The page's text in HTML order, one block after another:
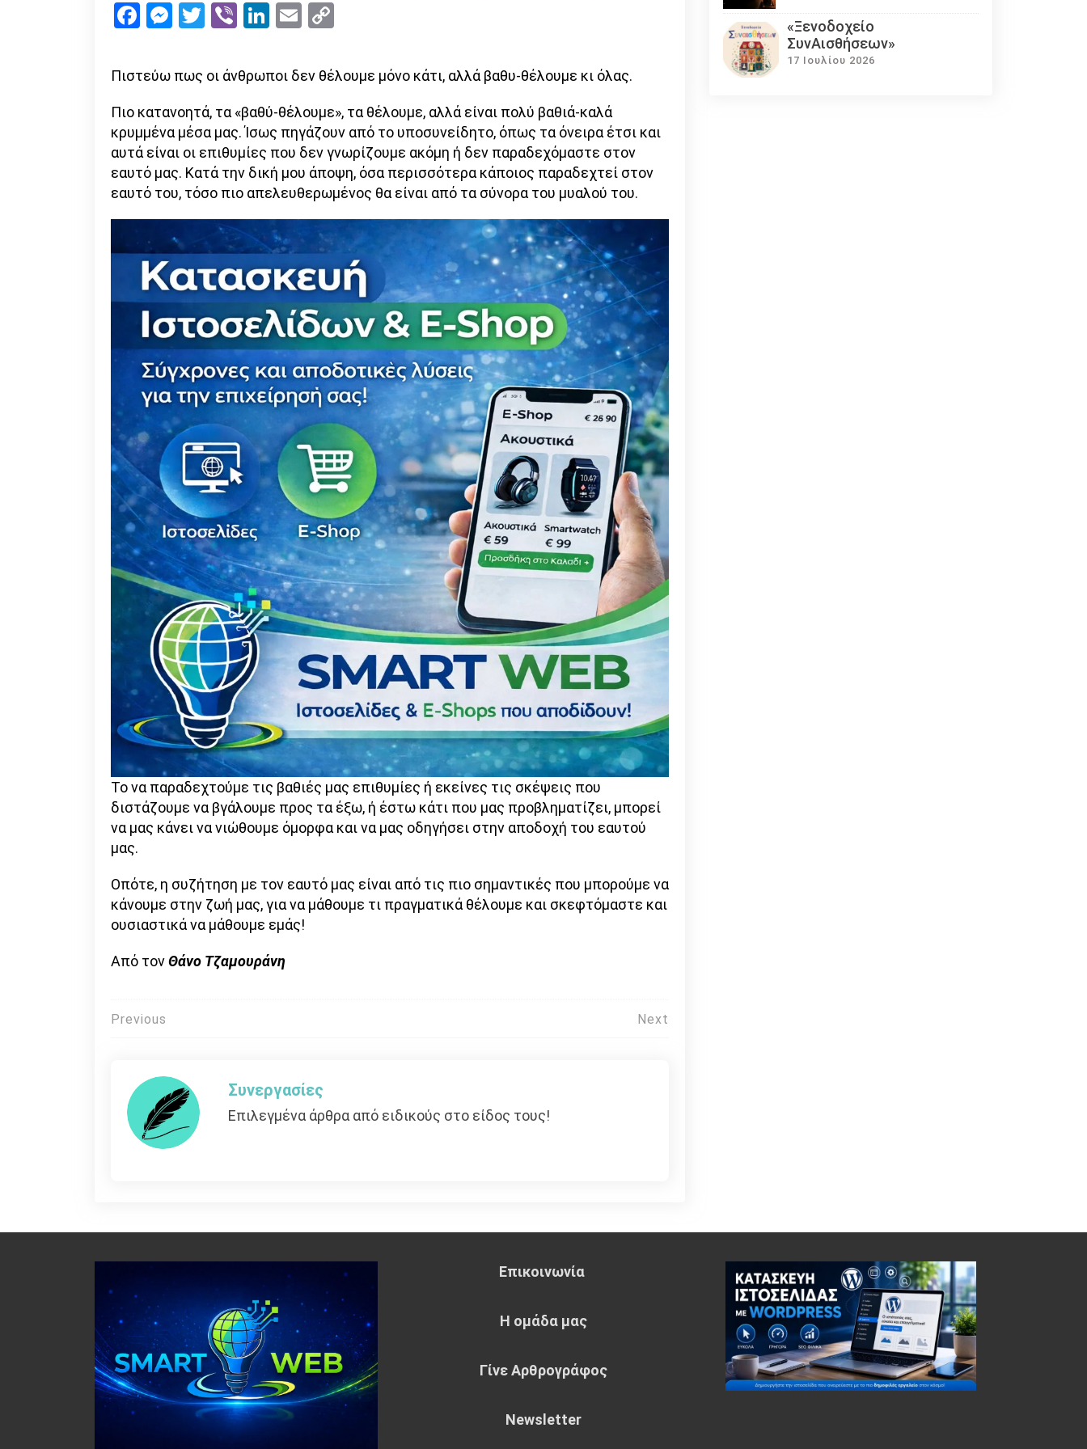
Facebook
Messenger
Twitter
ViberLinkedIn
Email
Πιστεύω πως οι άνθρωποι δεν θέλουμε μόνο κάτι, αλλά βαθυ-θέλουμε κι όλας.
Πιο κατανοητά, τα «βαθύ-θέλουμε», τα θέλουμε, αλλά είναι πολύ βαθιά-καλά
κρυμμένα μέσα μας. Ίσως πηγάζουν από το υποσυνείδητο, όπως τα όνειρα έτσι και
αυτά είναι οι επιθυμίες που δεν γνωρίζουμε ακόμη ή δεν παραδεχόμαστε στον
εαυτό μας. Κατά την δική μου άποψη, όσα περισσότερα κάποιος παραδεχτεί στον
εαυτό του, τόσο πιο απελευθερωμένος θα είναι από τα σύνορα του μυαλού του.
Το να παραδεχτούμε τις βαθιές μας επιθυμίες ή εκείνες τις σκέψεις που
διστάζουμε να βγάλουμε προς τα έξω, ή έστω κάτι που μας προβληματίζει, μπορεί
να μας κάνει να νιώθουμε όμορφα και να μας οδηγήσει στην αποδοχή του εαυτού
μας.
Οπότε, η συζήτηση με τον εαυτό μας είναι από τις πιο σημαντικές που μπορούμε να
κάνουμε στην ζωή μας, για να μάθουμε τι πραγματικά θέλουμε και σκεφτόμαστε και
ουσιαστικά να μάθουμε εμάς!
Από τονΘάνο Τζαμουράνη
Πλοήγηση
Previous Next
Συνεργασίες
Επιλεγμένα άρθρα από ειδικούς στο είδος τους!
«Ξενοδοχείο
ΣυνΑισθήσεων»
17 Ιουλίου 2026
Επικοινωνία
Η ομάδα μας
Γίνε Αρθρογράφος
Newsletter